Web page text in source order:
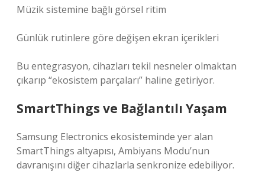
Müzik sistemine bağlı görsel ritim
Günlük rutinlere göre değişen ekran içerikleri
Bu entegrasyon, cihazları tekil nesneler olmaktan
çıkarıp “ekosistem parçaları” haline getiriyor.
SmartThings ve Bağlantılı Yaşam
Samsung Electronics ekosisteminde yer alan
SmartThings altyapısı, Ambiyans Modu’nun
davranışını diğer cihazlarla senkronize edebiliyor.